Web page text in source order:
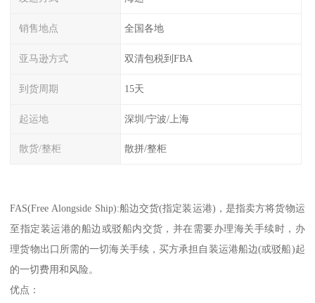
销售地点 全国各地
亚马逊方式 双清包税到FBA
到货周期 15天
起运地 深圳/宁波/上海
散货/整柜 散拼/整柜
FAS(Free Alongside Ship):船边交货(指定装运港)，是指卖方将货物运
至指定装运港的船边或驳船内交货，并在需要办理海关手续时，办
理货物出口所需的一切海关手续，买方承担自装运港船边(或驳船)起
的一切费用和风险。
优点：